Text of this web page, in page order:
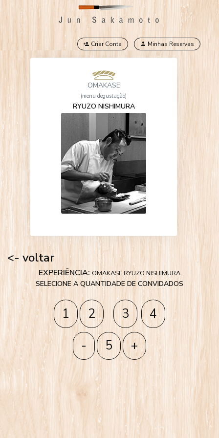
Criar Conta Minhas Reservas
OMAKASE
(menu degustação)
RYUZO NISHIMURA
<- voltar
EXPERIÊNCIA: OMAKASE RYUZO NISHIMURA
SELECIONE A QUANTIDADE DE CONVIDADOS
1 2 3
4
-
5 +